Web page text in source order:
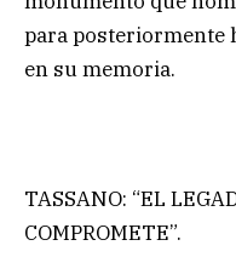
para posteriormente
en su memoria.
TASSANO: “EL
COMPROMETE”.